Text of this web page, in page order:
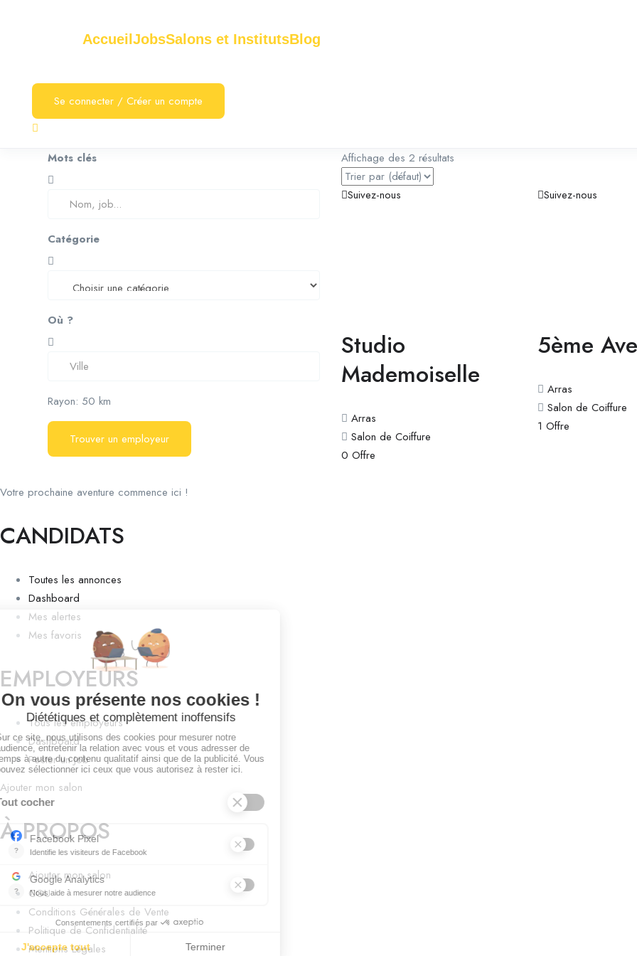
Accueil JobsSalons et InstitutsBlog
Se connecter / Créer un compte
Mots clés
Catégorie
Où ?
Rayon: 50 km
Trouver un employeur
Affichage des 2 résultats
Suivez-nous
Studio
Mademoiselle
Arras
Salon de Coiffure
0 Offre
Suivez-nous
5ème
Arras
Salon de Coiffure
1 Offre
Votre prochaine aventure commence ici !
CANDIDATS
Toutes les annonces
Dashboard
Mes alertes
Mes favoris
EMPLOYEURS
Tous les employeurs
Dashboard
Poster un Job
Ajouter mon salon
À PROPOS
Ajouter mon salon
CGU
Conditions Générales de Vente
Politique de Confidentialité
Mentions Légales